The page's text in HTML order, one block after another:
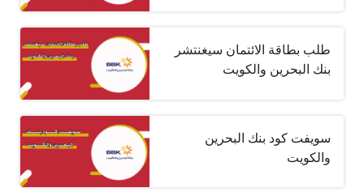
طلب بطاقة الائتمان سيغنتشر
بنك البحرين والكويت
سويفت كود بنك البحرين
والكويت